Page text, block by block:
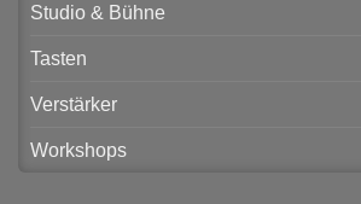
Studio & Bühne
Tasten
Verstärker
Workshops